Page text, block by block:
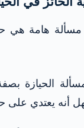
مسألة هامة هي
الحيازة
أنه يعتدي على